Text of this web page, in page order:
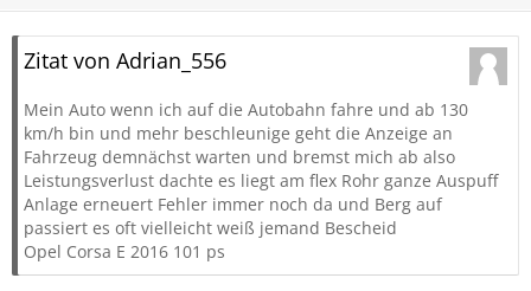
Zitat von Adrian_556
Mein Auto wenn ich auf die Autobahn fahre und ab 130
km/h bin und mehr beschleunige geht die Anzeige an
Fahrzeug demnächst warten und bremst mich ab also
Leistungsverlust dachte es liegt am flex Rohr ganze Auspuff
Anlage erneuert Fehler immer noch da und Berg auf
passiert es oft vielleicht weiß jemand Bescheid
Opel Corsa E 2016 101 ps